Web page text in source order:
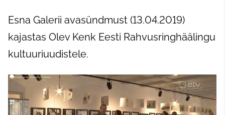
Esna Galerii avasündmust (13.04.2019)
kajastas Olev Kenk Eesti Rahvusringhäälingu
kultuuriuudistele.